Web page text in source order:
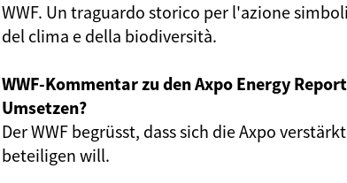
WWF. Un traguardo storico per l'azione
del clima e della biodiversità.
WWF-Kommentar zu den Axpo Energy
Umsetzen?
Der WWF begrüsst, dass sich die Axpo
beteiligen will.